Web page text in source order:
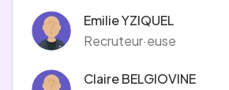
Emilie YZIQUEL
Recruteur·euse
Claire BELGIOVINE